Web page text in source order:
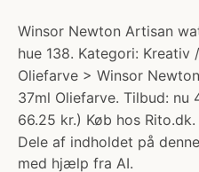
Winsor Newton Artisan
hue 138. Kategori:
Oliefarve > Winsor
37ml Oliefarve. Tilbud: nu
66.25 kr.) Køb hos Rito.dk.
Dele af indholdet på
med hjælp fra AI.